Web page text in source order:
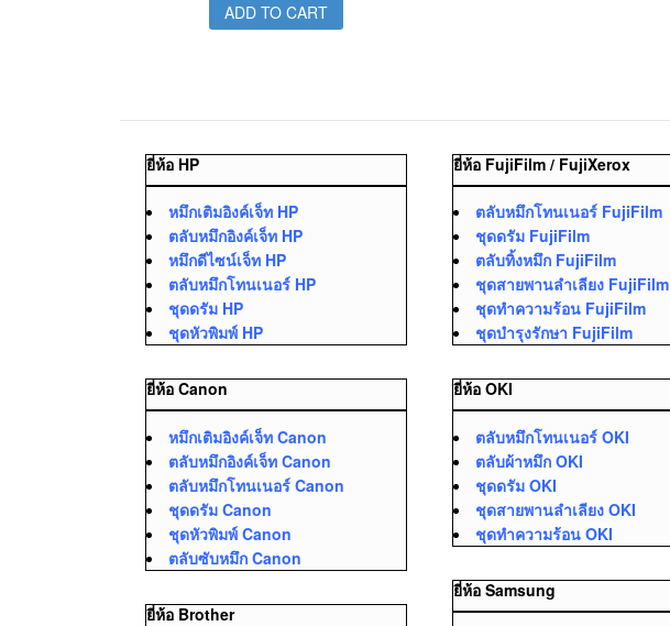
ADD TO CART
ยี่ห้อ HP
หมึกเติมอิงค์เจ็ท HP
ตลับหมึกอิงค์เจ็ท HP
หมึกดีไซน์เจ็ท HP
ตลับหมึกโทนเนอร์ HP
ชุดดรัม HP
ชุดหัวพิมพ์ HP
ยี่ห้อ Canon
หมึกเติมอิงค์เจ็ท Canon
ตลับหมึกอิงค์เจ็ท Canon
ตลับหมึกโทนเนอร์ Canon
ชุดดรัม Canon
ชุดหัวพิมพ์ Canon
ตลับซับหมึก Canon
ยี่ห้อ Brother
ยี่ห้อ FujiFilm / FujiXerox
ตลับหมึกโทนเนอร์ FujiFilm
ชุดดรัม FujiFilm
ตลับทิ้งหมึก FujiFilm
ชุดสายพานลำเลียง FujiFilm
ชุดทำความร้อน FujiFilm
ชุดบำรุงรักษา FujiFilm
ยี่ห้อ OKI
ตลับหมึกโทนเนอร์ OKI
ตลับผ้าหมึก OKI
ชุดดรัม OKI
ชุดสายพานลำเลียง OKI
ชุดทำความร้อน OKI
ยี่ห้อ Samsung